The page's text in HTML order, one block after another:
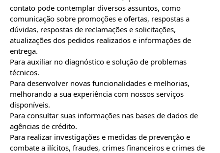
contato pode contemplar diversos assuntos, como
comunicação sobre promoções e ofertas, respostas a
dúvidas, respostas de reclamações e solicitações,
atualizações dos pedidos realizados e informações de
entrega.
Para auxiliar no diagnóstico e solução de problemas
técnicos.
Para desenvolver novas funcionalidades e melhorias,
melhorando a sua experiência com nossos serviços
disponíveis.
Para consultar suas informações nas bases de dados de
agências de crédito.
Para realizar investigações e medidas de prevenção e
combate a ilícitos, fraudes, crimes financeiros e crimes de